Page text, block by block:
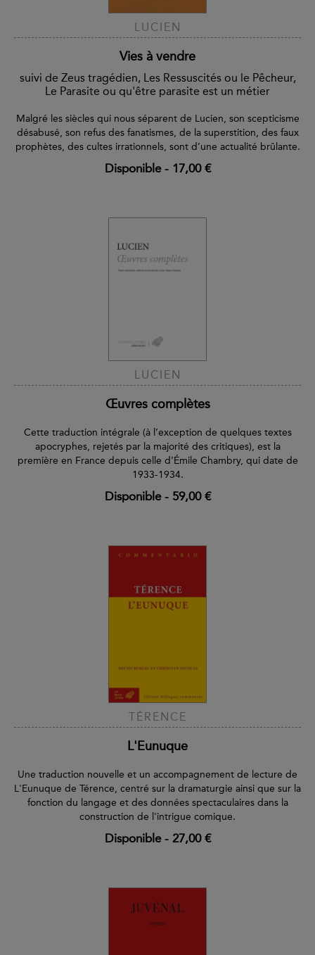
LUCIEN
Vies à vendre
suivi de Zeus tragédien, Les Ressuscités ou le Pêcheur,
Le Parasite ou qu'être parasite est un métier
Malgré les siècles qui nous séparent de Lucien, son scepticisme
désabusé, son refus des fanatismes, de la superstition, des faux
prophètes, des cultes irrationnels, sont d’une actualité brûlante.
Disponible- 17,00 €
LUCIEN
Œuvres complètes
Cette traduction intégrale (à l’exception de quelques textes
apocryphes, rejetés par la majorité des critiques), est la
première en France depuis celle d’Émile Chambry, qui date de
1933-1934.
Disponible- 59,00 €
TÉRENCE
L'Eunuque
Une traduction nouvelle et un accompagnement de lecture de
L'Eunuque de Térence, centré sur la dramaturgie ainsi que sur la
fonction du langage et des données spectaculaires dans la
construction de l'intrigue comique.
Disponible- 27,00 €